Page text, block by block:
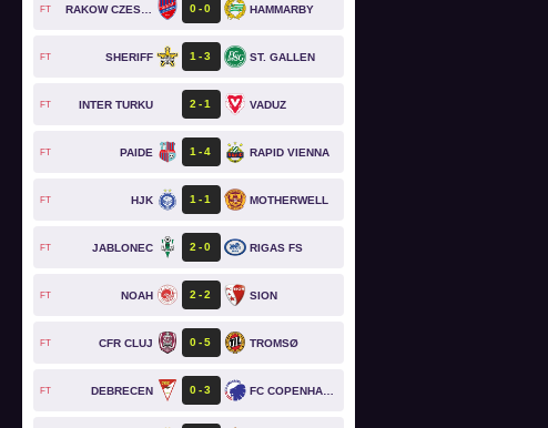
FT 0 0 HAMMARBY
FT SHERIFF 1 3 ST. GALLEN
FT INTER TURKU 2 1 VADUZ
FT PAIDE 1 4 RAPID VIENNA
FT HJK 1 1 MOTHERWELL
FT JABLONEC 2 0 RIGAS FS
FT NOAH 2 2 SION
FT CFR CLUJ 0 5 TROMSØ
FT DEBRECEN 0 3